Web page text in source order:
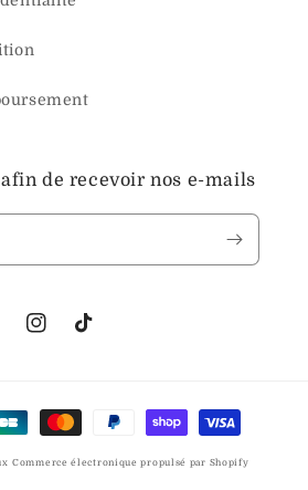
de recevoir nos e-mails
Instagram
TikTok
Commerce électronique propulsé par Shopify